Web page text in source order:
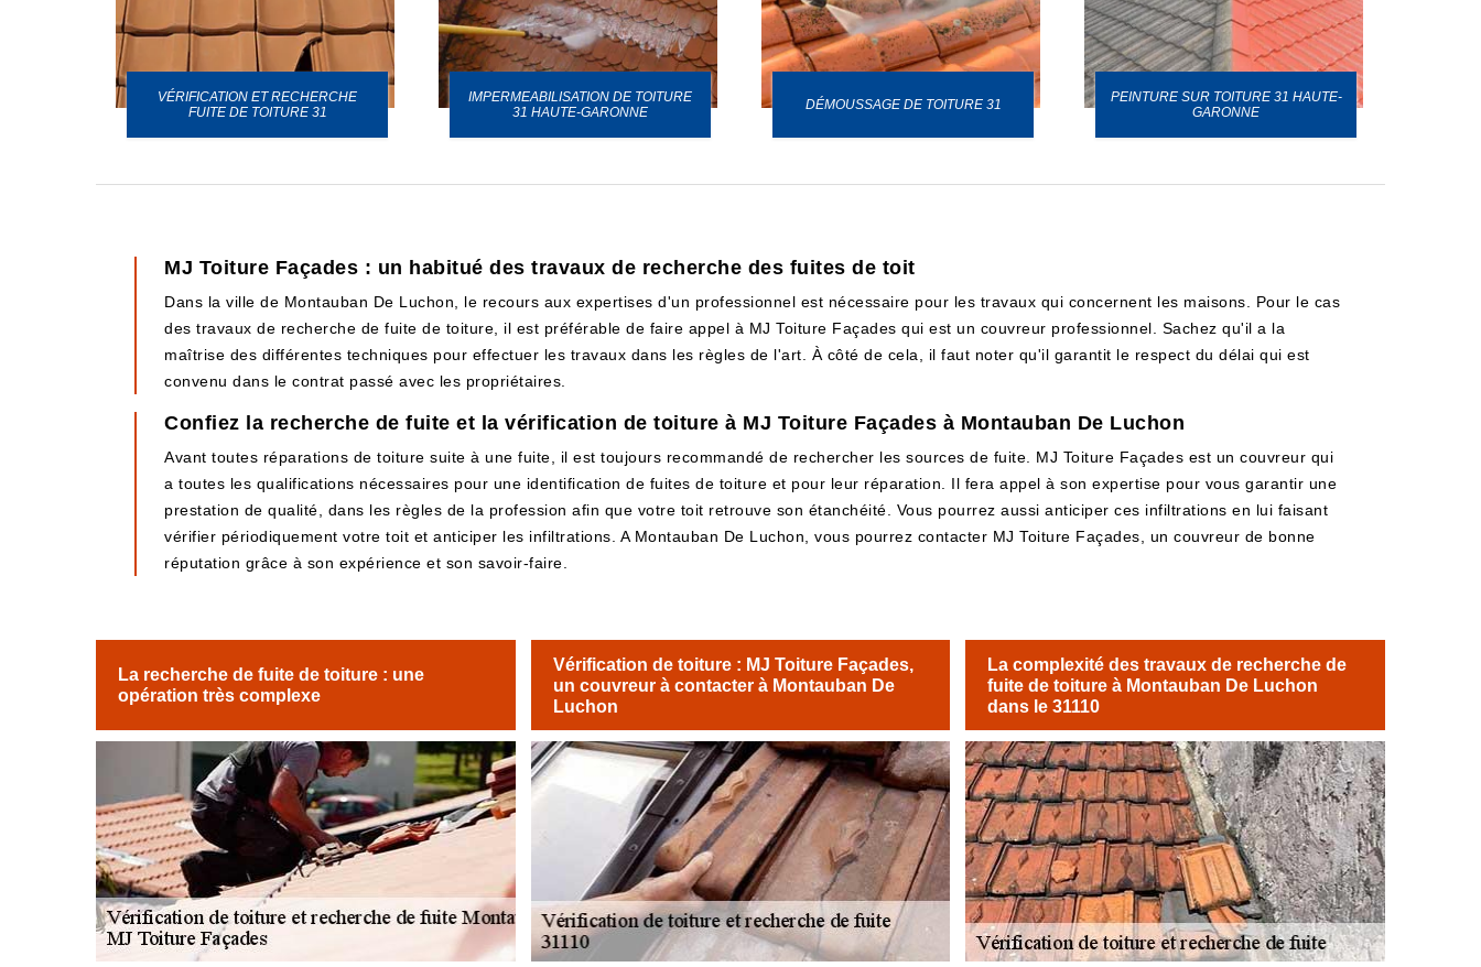
VÉRIFICATION ET RECHERCHE
FUITE DE TOITURE 31
IMPERMEABILISATION DE TOITURE
31 HAUTE-GARONNE
DÉMOUSSAGE DE TOITURE 31
PEINTURE SUR TOITURE 31 HAUTE-
GARONNE
MJ Toiture Façades : un habitué des travaux de recherche des fuites de toit
Dans la ville de Montauban De Luchon, le recours aux expertises d'un professionnel est nécessaire pour les travaux qui concernent les maisons. Pour le cas
des travaux de recherche de fuite de toiture, il est préférable de faire appel à MJ Toiture Façades qui est un couvreur professionnel. Sachez qu'il a la
maîtrise des différentes techniques pour effectuer les travaux dans les règles de l'art. À côté de cela, il faut noter qu'il garantit le respect du délai qui est
convenu dans le contrat passé avec les propriétaires.
Confiez la recherche de fuite et la vérification de toiture à MJ Toiture Façades à Montauban De Luchon
Avant toutes réparations de toiture suite à une fuite, il est toujours recommandé de rechercher les sources de fuite. MJ Toiture Façades est un couvreur qui
a toutes les qualifications nécessaires pour une identification de fuites de toiture et pour leur réparation. Il fera appel à son expertise pour vous garantir une
prestation de qualité, dans les règles de la profession afin que votre toit retrouve son étanchéité. Vous pourrez aussi anticiper ces infiltrations en lui faisant
vérifier périodiquement votre toit et anticiper les infiltrations. A Montauban De Luchon, vous pourrez contacter MJ Toiture Façades, un couvreur de bonne
réputation grâce à son expérience et son savoir-faire.
La recherche de fuite de toiture : une
opération très complexe
Vérification de toiture : MJ Toiture Façades,
un couvreur à contacter à Montauban De
Luchon
La complexité des travaux de recherche de
fuite de toiture à Montauban De Luchon
dans le 31110